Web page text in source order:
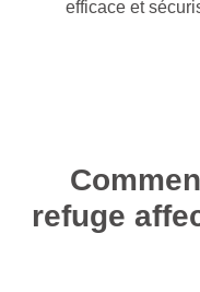
efficace et
refuge